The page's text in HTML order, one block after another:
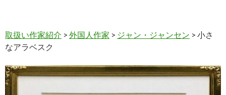
取扱い作家紹介 > 外国人作家 > ジャン・ジャンセン > 小さ
なアラベスク